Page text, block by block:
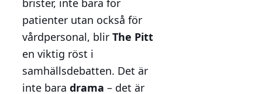
patienter utan också för
vårdpersonal, blir The Pitt
en viktig röst i
samhällsdebatten. Det är
inte bara drama – det är